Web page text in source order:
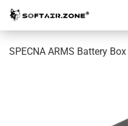
SPECNA ARMS Battery